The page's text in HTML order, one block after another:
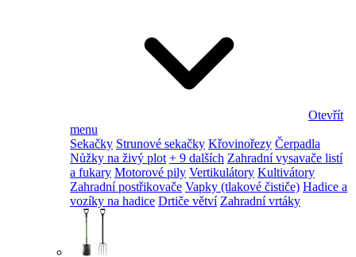
Otevřít
menu
Sekačky Strunové sekačky Křovinořezy Čerpadla
Nůžky na živý plot + 9 dalších Zahradní vysavače listí
a fukary Motorové pily Vertikulátory Kultivátory
Zahradní postřikovače Vapky (tlakové čističe) Hadice a
vozíky na hadice Drtiče větví Zahradní vrtáky